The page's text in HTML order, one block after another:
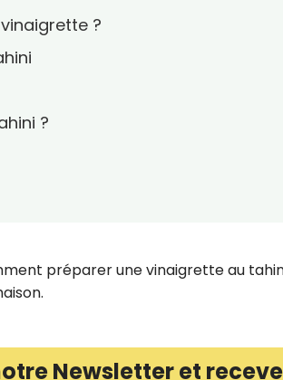
?
?
préparer une vinaigrette au
Newsletter et